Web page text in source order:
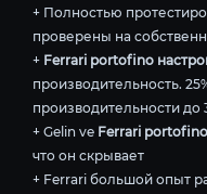
+ Полностью
проверены на
+ Ferrari portofino
производительность.
производительности до
+ Gelin ve Ferrari portofino
что он скрывает
+ Ferrari большой опыт